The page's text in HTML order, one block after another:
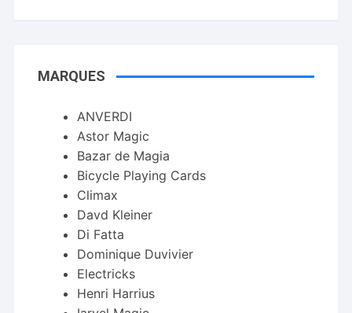
MARQUES
ANVERDI
Astor Magic
Bazar de Magia
Bicycle Playing Cards
Climax
Davd Kleiner
Di Fatta
Dominique Duvivier
Electricks
Henri Harrius